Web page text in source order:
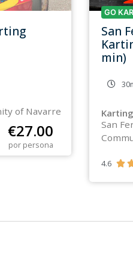
of Navarre
€27.00
por persona
GO
San
min)
San
4.6 